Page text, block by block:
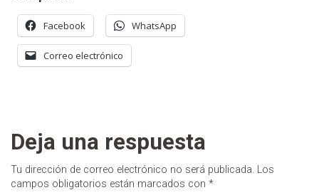
Facebook WhatsApp
Correo electrónico
Deja una respuesta
Tu dirección de correo electrónico no será publicada. Los
campos obligatorios están marcados con *